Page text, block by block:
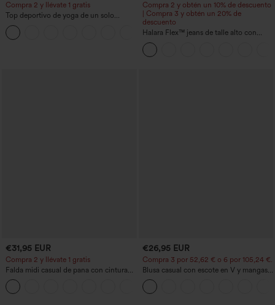
Compra 2 y llévate 1 gratis
Top deportivo de yoga de un solo
hombro, manga larga con agujero para
el pulgar, dobladillo curvo estilo high-
low (frente más corto, espalda más
+3
Compra 2 y obtén un 10% de descuento
| Compra 3 y obtén un 20% de
descuento
Halara Flex™ jeans de talle alto con
bolsillos, dobladillo enrollado, pierna
ancha y efecto lavado, estilo casual
€31,95 EUR
Compra 2 y llévate 1 gratis
Falda midi casual de pana con cintura
media y bolsillo lateral frontal con
solapa
€26,95 EUR
Compra 3 por 52,62 € o 6 por 105,24 €.
Blusa casual con escote en V y mangas
cortas abullonadas